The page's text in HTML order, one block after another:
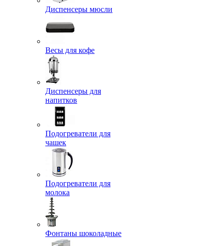
Диспенсеры мюсли
Весы для кофе
Диспенсеры для
напитков
Подогреватели для
чашек
Подогреватели для
молока
Фонтаны шоколадные